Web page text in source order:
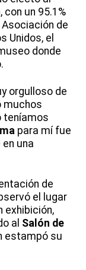
, con un 95.1%
de
Unidos, el
donde
orgulloso de
muchos
teníamos
para mí fue
una
de
el lugar
exhibición,
al Salón de
estampó su